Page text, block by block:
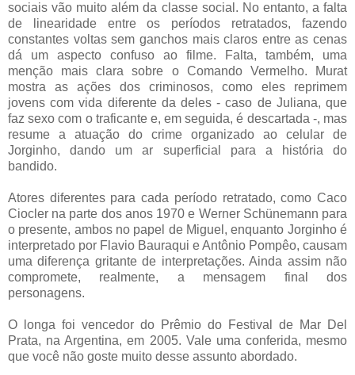
sociais vão muito além da classe social. No entanto, a falta
de linearidade entre os períodos retratados, fazendo
constantes voltas sem ganchos mais claros entre as cenas
dá um aspecto confuso ao filme. Falta, também, uma
menção mais clara sobre o Comando Vermelho. Murat
mostra as ações dos criminosos, como eles reprimem
jovens com vida diferente da deles - caso de Juliana, que
faz sexo com o traficante e, em seguida, é descartada -, mas
resume a atuação do crime organizado ao celular de
Jorginho, dando um ar superficial para a história do
bandido.
Atores diferentes para cada período retratado, como Caco
Ciocler na parte dos anos 1970 e Werner Schünemann para
o presente, ambos no papel de Miguel, enquanto Jorginho é
interpretado por Flavio Bauraqui e Antônio Pompêo, causam
uma diferença gritante de interpretações. Ainda assim não
compromete, realmente, a mensagem final dos
personagens.
O longa foi vencedor do Prêmio do Festival de Mar Del
Prata, na Argentina, em 2005. Vale uma conferida, mesmo
que você não goste muito desse assunto abordado.